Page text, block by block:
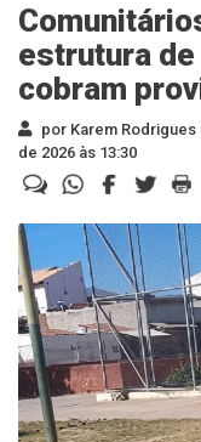
estrutura de
cobram
por Karem
de 2026 às 13:30